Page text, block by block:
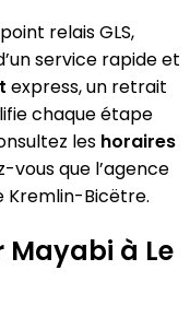
relais GLS,
service rapide et
express, un retrait
chaque étape
les horaires
vous que l’agence
Kremlin-Bicëtre.
Mayabi à Le